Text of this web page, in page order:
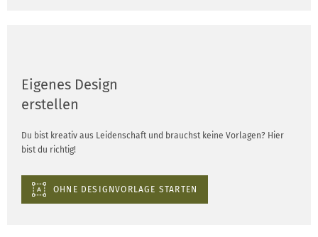
Eigenes Design
erstellen
Du bist kreativ aus Leidenschaft und brauchst keine Vorlagen? Hier
bist du richtig!
OHNE DESIGNVORLAGE STARTEN